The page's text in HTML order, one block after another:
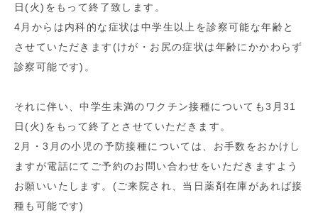
日(火)をもって終了致します。
4月からは内科的な症状は中学生以上を診察可能な年齢と
させていただきます(けが・お尻の症状は年齢にかかわらず
診察可能です)。
それに伴い、中学生未満のワクチン接種についても3月31
日(火)をもって終了とさせていただきます。
2月・3月の小児の予防接種については、お手数をおかけし
ますが電話にてご予約のお問い合わせをいただきますよう
お願いいたします。(ご来院され、当日薬剤在庫があれば接
種も可能です)